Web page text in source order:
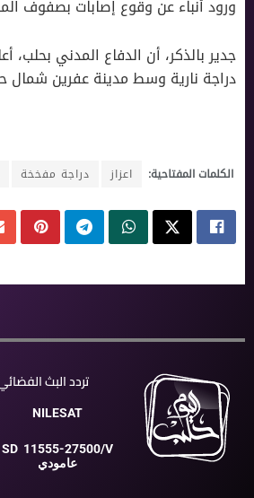
ورود أنباء عن وقوع إصابات بصفوف
دراجة نارية وسط مدينة عفرين شمال
الكلمات المفتاحية: اعزاز دراجة مفخخة
تردد البث
NILESAT
SD 11555-27500/V
عامودي